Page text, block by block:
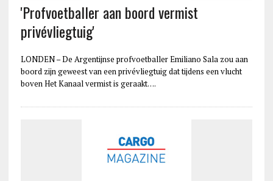
'Profvoetballer aan boord vermist
privévliegtuig'
LONDEN – De Argentijnse profvoetballer Emiliano Sala zou aan
boord zijn geweest van een privévliegtuig dat tijdens een vlucht
boven Het Kanaal vermist is geraakt….